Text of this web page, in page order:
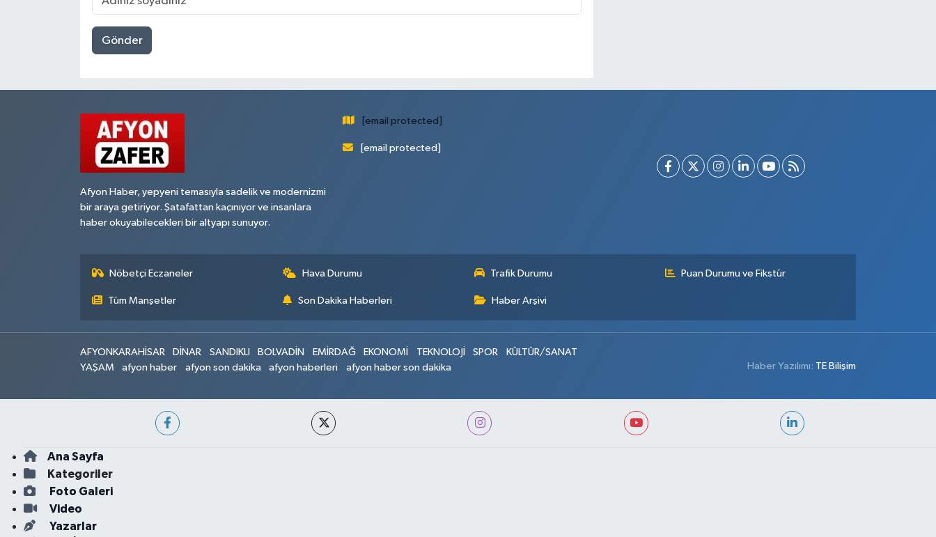
Gönder
Afyon Haber, yepyeni temasıyla sadelik ve modernizmi
bir araya getiriyor. Şatafattan kaçınıyor ve insanlara
haber okuyabilecekleri bir altyapı sunuyor.
[email protected]
[email protected]
Nöbetçi Eczaneler Hava Durumu Trafik Durumu Puan Durumu ve Fikstür
Tüm Manşetler Son Dakika Haberleri Haber Arşivi
AFYONKARAHİSAR DİNAR SANDIKLI BOLVADİN EMİRDAĞ EKONOMİ TEKNOLOJİ SPOR
KÜLTÜR/SANAT
YAŞAM
afyon haber afyon son dakika afyon haberleri afyon haber son dakika Haber Yazılımı: TE Bilişim
Ana Sayfa
Kategoriler
Foto Galeri
Video
Yazarlar